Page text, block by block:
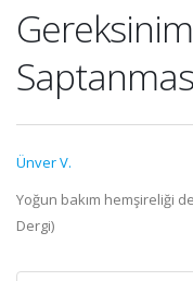
Ünver V.
Yoğun bakım hemşireliği
Dergi)